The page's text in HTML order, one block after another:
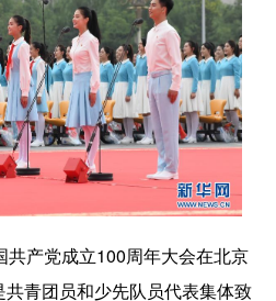
产党成立100周年大会在北京
青团员和少先队员代表集体致